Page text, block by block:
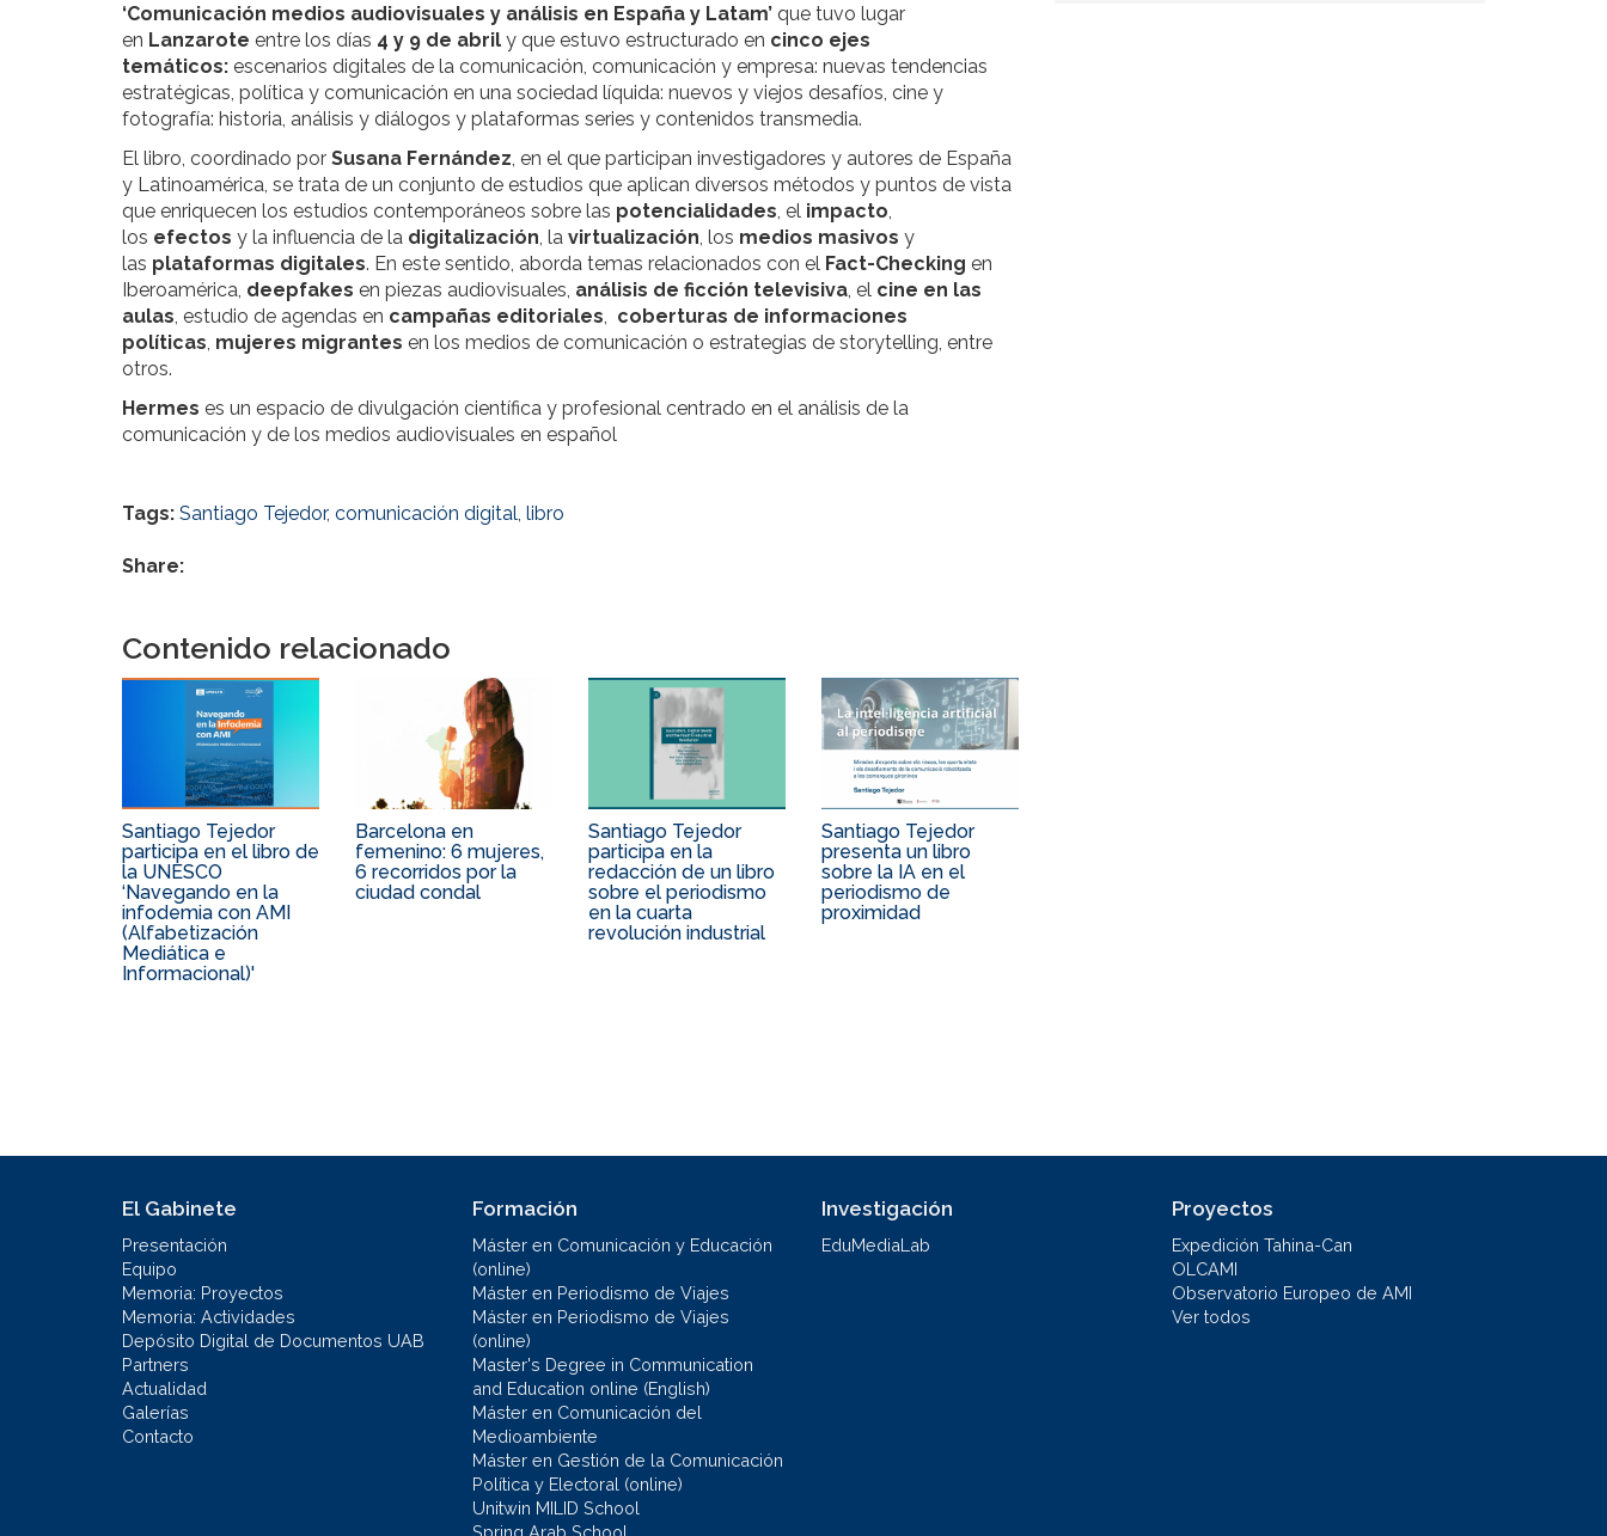
‘Comunicación medios audiovisuales y análisis en España y Latam’ que tuvo lugar
en Lanzarote entre los días 4 y 9 de abril y que estuvo estructurado en cinco ejes
temáticos: escenarios digitales de la comunicación, comunicación y empresa: nuevas tendencias
estratégicas, política y comunicación en una sociedad líquida: nuevos y viejos desafíos, cine y
fotografía: historia, análisis y diálogos y plataformas series y contenidos transmedia.
El libro, coordinado por Susana Fernández, en el que participan investigadores y autores de España
y Latinoamérica, se trata de un conjunto de estudios que aplican diversos métodos y puntos de vista
que enriquecen los estudios contemporáneos sobre las potencialidades, el impacto,
los efectos y la influencia de la digitalización, la virtualización, los medios masivos y
las plataformas digitales. En este sentido, aborda temas relacionados con el Fact-Checking en
Iberoamérica, deepfakes en piezas audiovisuales, análisis de ficción televisiva, el cine en las
aulas, estudio de agendas en campañas editoriales, coberturas de informaciones
políticas, mujeres migrantes en los medios de comunicación o estrategias de storytelling, entre
otros.
Hermes es un espacio de divulgación científica y profesional centrado en el análisis de la
comunicación y de los medios audiovisuales en español
Tags: Santiago Tejedor, comunicación digital, libro
Share:
Contenido relacionado
Santiago Tejedor
participa en el libro de
la UNESCO
‘Navegando en la
infodemia con AMI
(Alfabetización
Mediática e
Informacional)'
Barcelona en
femenino: 6 mujeres,
6 recorridos por la
ciudad condal
Santiago Tejedor
participa en la
redacción de un libro
sobre el periodismo
en la cuarta
revolución industrial
Santiago Tejedor
presenta un libro
sobre la IA en el
periodismo de
proximidad
El Gabinete
Presentación
Equipo
Memoria: Proyectos
Memoria: Actividades
Depósito Digital de Documentos UAB
Partners
Actualidad
Galerías
Contacto
Formación
Máster en Comunicación y Educación
(online)
Máster en Periodismo de Viajes
Máster en Periodismo de Viajes
(online)
Master's Degree in Communication
and Education online (English)
Máster en Comunicación del
Medioambiente
Máster en Gestión de la Comunicación
Política y Electoral (online)
Unitwin MILID School
Spring Arab School
Investigación
EduMediaLab
Proyectos
Expedición Tahina-Can
OLCAMI
Observatorio Europeo de AMI
Ver todos